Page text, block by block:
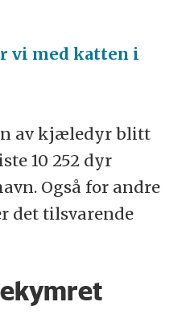
vi med katten i
av kjæledyr blitt
10 252 dyr
Også for andre
det tilsvarende